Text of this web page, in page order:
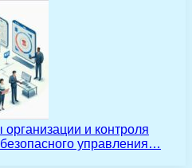
и контроля
управления…